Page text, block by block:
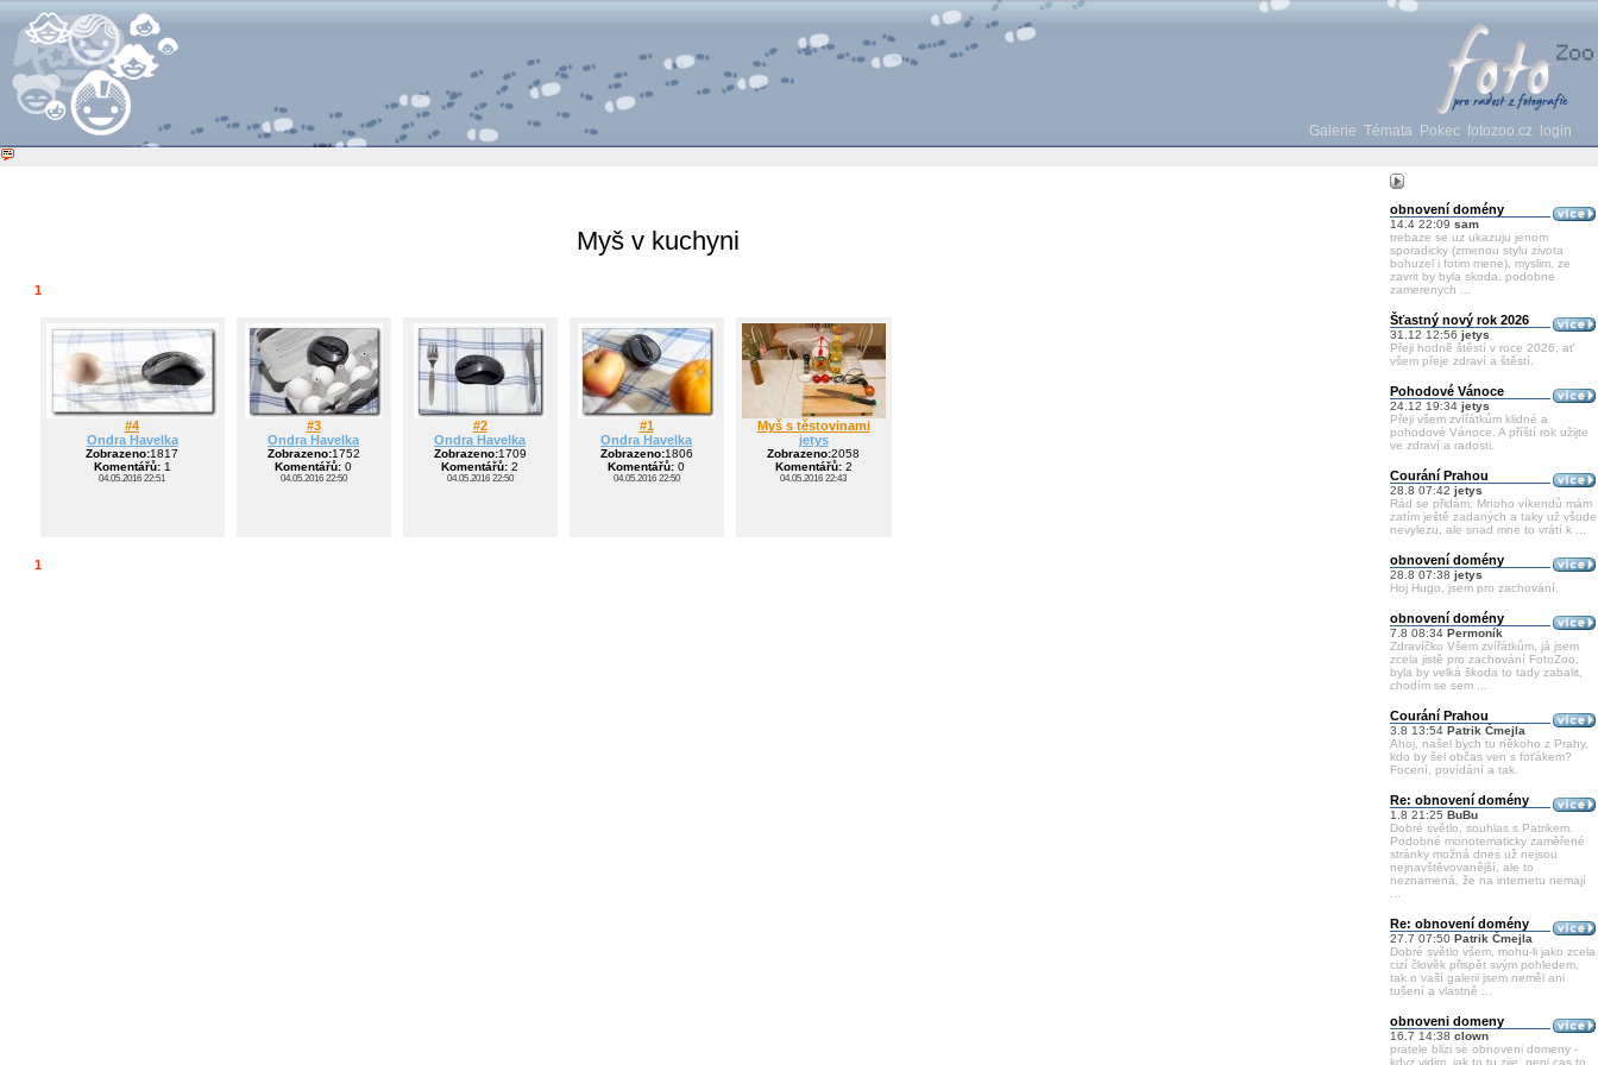
Galerie Témata Pokec fotozoo.cz login
obnovení domény
14.4 22:09 sam
trebaze se uz ukazuju jenom
sporadicky (zmenou stylu zivota
bohuzel i fotim mene), myslim, ze
zavrit by byla skoda. podobne
zamerenych ...
Šťastný nový rok 2026
31.12 12:56 jetys
Přeji hodně štěstí v roce 2026, ať
všem přeje zdraví a štěstí.
Pohodové Vánoce
24.12 19:34 jetys
Přeji všem zvířátkům klidné a
pohodové Vánoce. A příští rok užijte
ve zdraví a radosti.
Courání Prahou
28.8 07:42 jetys
Rád se přidám. Mnoho víkendů mám
zatím ještě zadaných a taky už všude
nevylezu, ale snad mne to vrátí k ...
obnovení domény
28.8 07:38 jetys
Hoj Hugo, jsem pro zachování.
obnovení domény
7.8 08:34 Permoník
Zdravíčko Všem zvířátkům, já jsem
zcela jistě pro zachování FotoZoo,
byla by velká škoda to tady zabalit,
chodím se sem ...
Courání Prahou
3.8 13:54 Patrik Čmejla
Ahoj, našel bych tu někoho z Prahy,
kdo by šel občas ven s foťákem?
Focení, povídání a tak.
Re: obnovení domény
1.8 21:25 BuBu
Dobré světlo, souhlas s Patrikem.
Podobné monotematicky zaměřené
stránky možná dnes už nejsou
nejnavštěvovanější, ale to
neznamená, že na internetu nemají
Re: obnovení domény
27.7 07:50 Patrik Čmejla
Dobré světlo všem, mohu-li jako zcela
cizí člověk přispět svým pohledem,
tak o vaší galerii jsem neměl ani
tušení a vlastně ...
obnoveni domeny
16.7 14:38 clown
pratele blizi se obnoveni domeny -
kdyz vidim, jak to tu zije, neni cas to
Myš v kuchyni
1
#4
Ondra Havelka
Zobrazeno:1817
Komentářů:1
04.05.2016 22:51
#3
Ondra Havelka
Zobrazeno:1752
Komentářů: 0
04.05.2016 22:50
#2
Ondra Havelka
Zobrazeno:1709
Komentářů: 2
04.05.2016 22:50
#1
Ondra Havelka
Zobrazeno:1806
Komentářů: 0
04.05.2016 22:50
Myš s těstovinami
jetys
Zobrazeno:2058
Komentářů:2
04.05.2016 22:43
1